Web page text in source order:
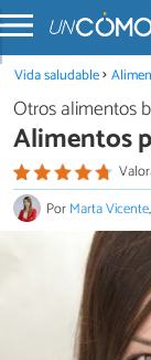
Vida saludable
Otros alimentos
Alimentos
PorMarta Vicente